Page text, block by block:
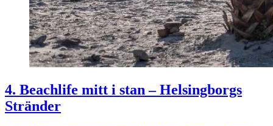
4. Beachlife mitt i stan – Helsingborgs
Stränder